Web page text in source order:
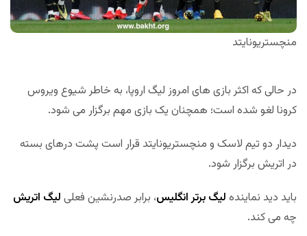
منچستریونایتد
در حالی که اکثر بازی های امروز لیگ اروپا، به خاطر شیوع ویروس
کرونا لغو شده است؛ همچنان یک بازی مهم برگزار می شود.
دیدار دو تیم لاسک و منچستریونایتد قرار است پشت درهای بسته
در اتریش برگزار شود.
باید دید نماینده لیگ برتر انگلیس، برابر صدرنشین فعلی لیگ اتریش
چه می کند.